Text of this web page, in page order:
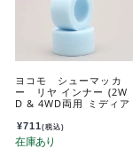
ヨコモ シューマッカ
ー リヤ インナー (2W
D & 4WD両用 ミディア
¥711(税込)